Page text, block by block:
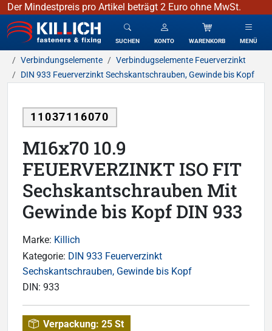
Der Mindestpreis pro Artikel beträgt 2 Euro ohne MwSt.
KILLICH - Verbindungselemente
SUCHEN KONTO WARENKORB MENÜ
Verbindungselemente
Verbindugselemente Feuerverzinkt
DIN 933 Feuerverzinkt Sechskantschrauben, Gewinde bis Kopf
11037116070
M16x70 10.9
FEUERVERZINKT ISO FIT
Sechskantschrauben Mit
Gewinde bis Kopf DIN 933
Marke: Killich
Kategorie: DIN 933 Feuerverzinkt
Sechskantschrauben, Gewinde bis Kopf
DIN: 933
Verpackung: 25 St